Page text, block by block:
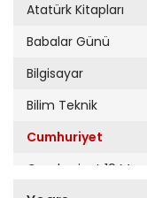
Atatürk Kitapları
Babalar Günü
Bilgisayar
Bilim Teknik
Cumhuriyet
Cumhuriyet 19 Mayıs